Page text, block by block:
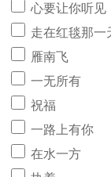
心要让你听见
走在红毯那一
雁南飞
一无所有
祝福
一路上有你
在水一方